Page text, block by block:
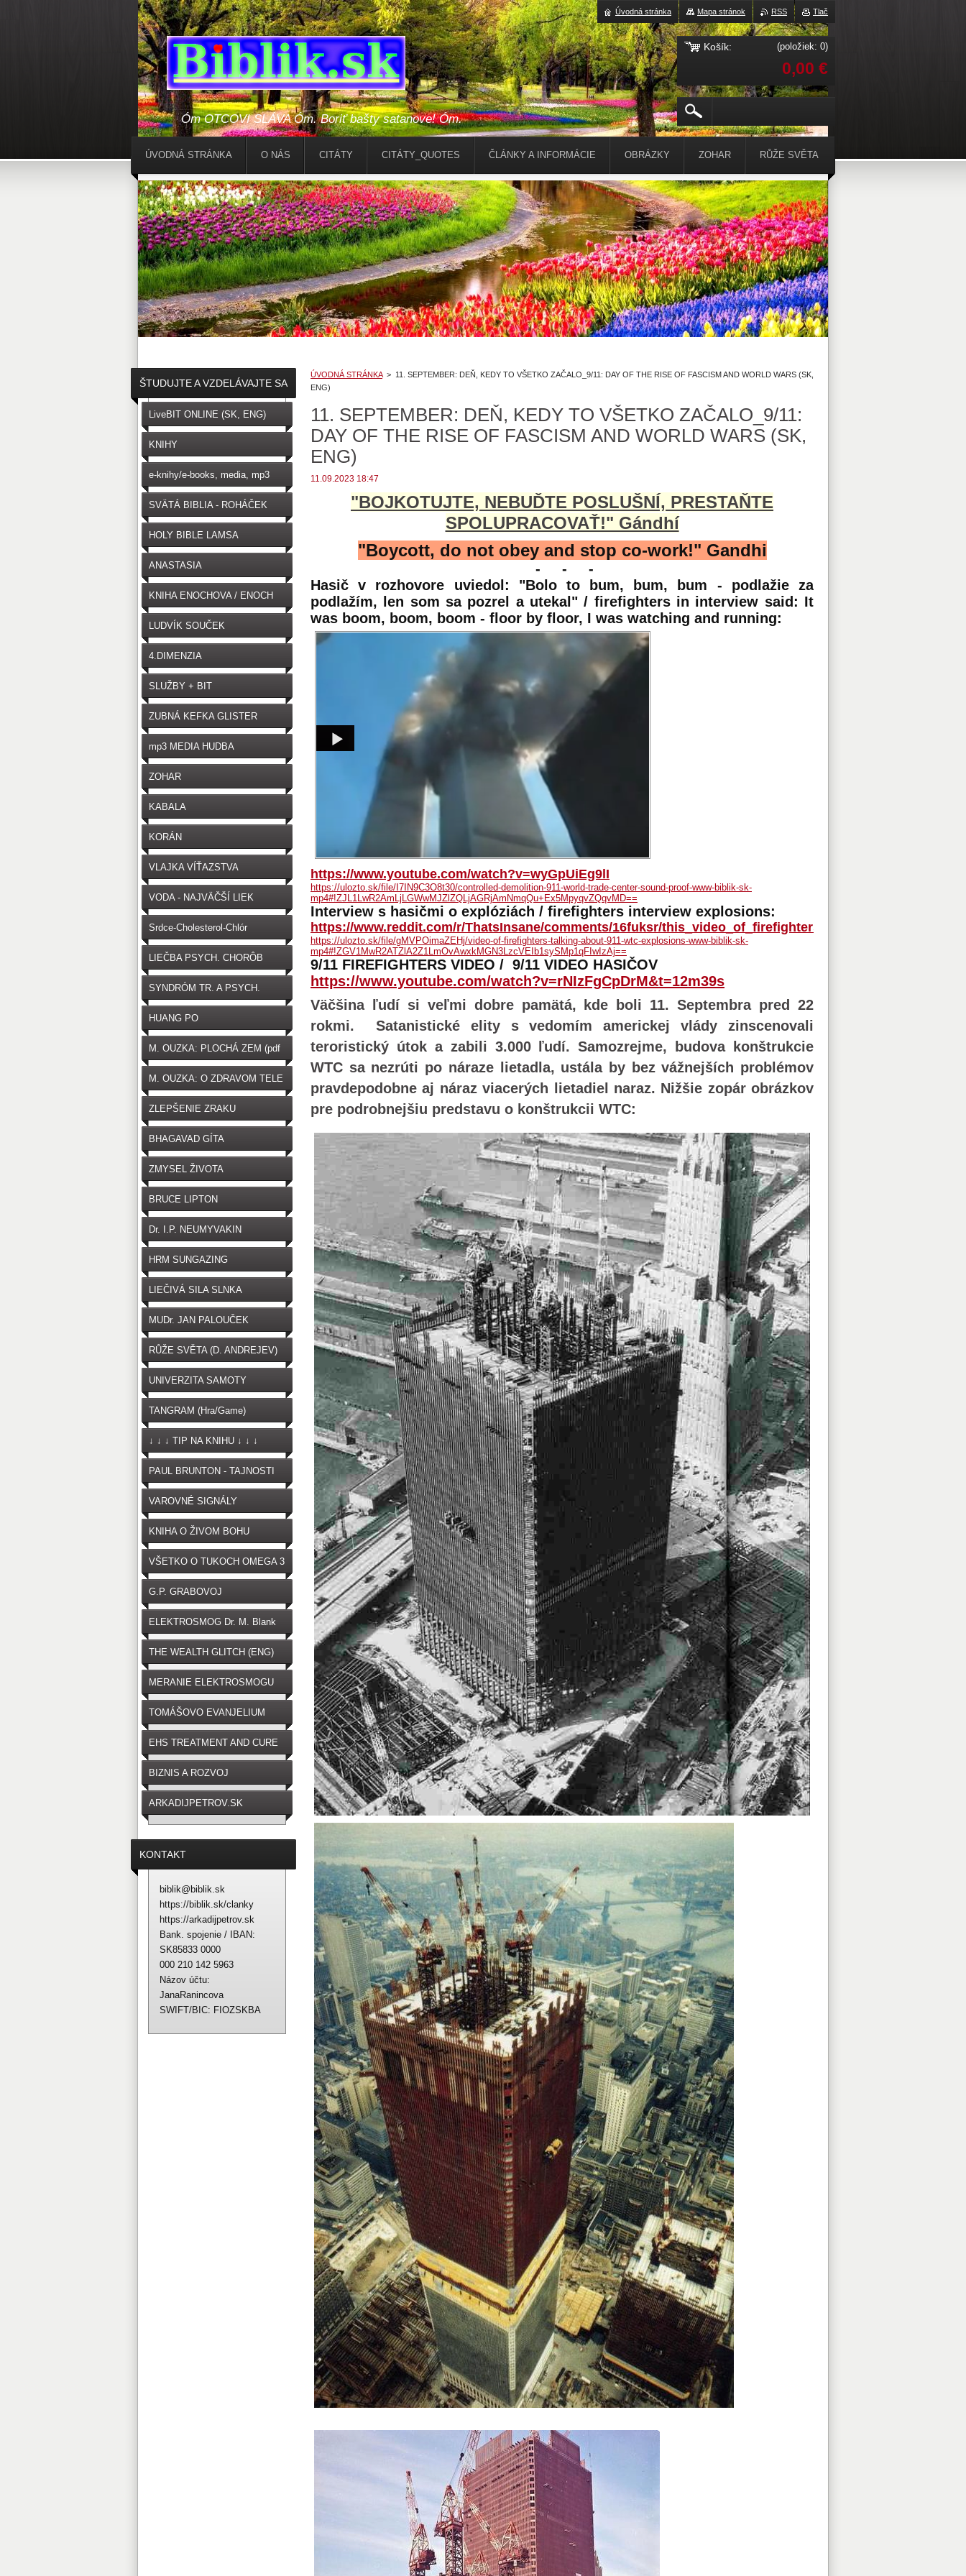
Óm OTCOVI SLÁVA Óm. Boriť bašty satanove! Óm.
ÚVODNÁ STRÁNKA > 11. SEPTEMBER: DEŇ, KEDY TO VŠETKO ZAČALO_9/11: DAY OF THE RISE OF FASCISM AND WORLD WARS (SK,
ENG)
11. SEPTEMBER: DEŇ, KEDY TO VŠETKO ZAČALO_9/11:
DAY OF THE RISE OF FASCISM AND WORLD WARS (SK,
ENG)
11.09.2023 18:47
"BOJKOTUJTE, NEBUĎTE POSLUŠNÍ, PRESTAŇTE
SPOLUPRACOVAŤ!" Gándhí
"Boycott, do not obey and stop co-work!" Gandhi
- - -
Hasič v rozhovore uviedol: "Bolo to bum, bum, bum - podlažie za
podlažím, len som sa pozrel a utekal" / firefighters in interview said: It
was boom, boom, boom - floor by floor, I was watching and running:
https://www.youtube.com/watch?v=wyGpUiEg9lI
https://ulozto.sk/file/I7IN9C3O8t30/controlled-demolition-911-world-trade-center-sound-proof-www-biblik-sk-
mp4#!ZJL1LwR2AmLjLGWwMJZlZQLjAGRjAmNmqQu+Ex5MpyqvZQqvMD==
Interview s hasičmi o explóziách / firefighters interview explosions:
https://www.reddit.com/r/ThatsInsane/comments/16fuksr/this_video_of_firefighters_talking_about/
https://ulozto.sk/file/gMVPOimaZEHj/video-of-firefighters-talking-about-911-wtc-explosions-www-biblik-sk-
mp4#!ZGV1MwR2ATZlA2Z1LmOvAwxkMGN3LzcVEIb1sySMp1qFIwIzAj==
9/11 FIREFIGHTERS VIDEO / 9/11 VIDEO HASIČOV
https://www.youtube.com/watch?v=rNIzFgCpDrM&t=12m39s
Väčšina ľudí si veľmi dobre pamätá, kde boli 11. Septembra pred 22
rokmi. Satanistické elity s vedomím americkej vlády zinscenovali
teroristický útok a zabili 3.000 ľudí. Samozrejme, budova konštrukcie
WTC sa nezrúti po náraze lietadla, ustála by bez vážnejších problémov
pravdepodobne aj náraz viacerých lietadiel naraz. Nižšie zopár obrázkov
pre podrobnejšiu predstavu o konštrukcii WTC:
ŠTUDUJTE A VZDELÁVAJTE SA
LiveBIT ONLINE (SK, ENG)
KNIHY
e-knihy/e-books, media, mp3
SVÄTÁ BIBLIA - ROHÁČEK
(SK)
HOLY BIBLE LAMSA
(ENGLISH)
ANASTASIA
KNIHA ENOCHOVA / ENOCH
LUDVÍK SOUČEK
4.DIMENZIA
SLUŽBY + BIT
ZUBNÁ KEFKA GLISTER
mp3 MEDIA HUDBA
ZOHAR
KABALA
KORÁN
VLAJKA VÍŤAZSTVA
VODA - NAJVÄČŠÍ LIEK
Srdce-Cholesterol-Chlór
LIEČBA PSYCH. CHORÔB
SYNDRÓM TR. A PSYCH.
HUANG PO
M. OUZKA: PLOCHÁ ZEM (pdf
zdarma na stiahnutie)
M. OUZKA: O ZDRAVOM TELE
ZLEPŠENIE ZRAKU
BHAGAVAD GÍTA
ZMYSEL ŽIVOTA
BRUCE LIPTON
Dr. I.P. NEUMYVAKIN
HRM SUNGAZING
LIEČIVÁ SILA SLNKA
MUDr. JAN PALOUČEK
RŮŽE SVĚTA (D. ANDREJEV)
UNIVERZITA SAMOTY
TANGRAM (Hra/Game)
↓ ↓ ↓ TIP NA KNIHU ↓ ↓ ↓
PAUL BRUNTON - TAJNOSTI
VAROVNÉ SIGNÁLY
OČKOVANIA
KNIHA O ŽIVOM BOHU
VŠETKO O TUKOCH OMEGA 3
G.P. GRABOVOJ
ELEKTROSMOG Dr. M. Blank
THE WEALTH GLITCH (ENG)
MERANIE ELEKTROSMOGU
TOMÁŠOVO EVANJELIUM
EHS TREATMENT AND CURE
BIZNIS A ROZVOJ
ARKADIJPETROV.SK
KONTAKT
biblik@biblik.sk
https://biblik.sk/clanky
https://arkadijpetrov.sk
Bank. spojenie / IBAN:
SK85833 0000
000 210 142 5963
Názov účtu:
JanaRanincova
SWIFT/BIC: FIOZSKBA
ÚVODNÁ STRÁNKA O NÁS CITÁTY CITÁTY_QUOTES ČLÁNKY A INFORMÁCIE OBRÁZKY ZOHAR RŮŽE SVĚTA
Tlač
RSS
Mapa stránok
Úvodná stránka
Košík: (položiek: 0)
0,00 €